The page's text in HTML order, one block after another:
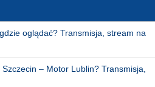
gdzie oglądać? Transmisja, stream na
– Motor Lublin? Transmisja,